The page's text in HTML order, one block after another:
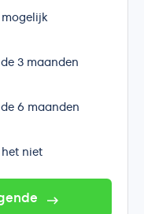
mogelijk
3 maanden
6 maanden
het niet